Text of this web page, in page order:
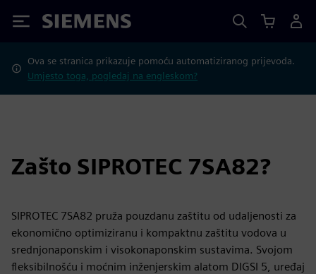
Siemens
Ova se stranica prikazuje pomoću automatiziranog prijevoda.
Umjesto toga, pogledaj na engleskom?
Zašto SIPROTEC 7SA82?
SIPROTEC 7SA82 pruža pouzdanu zaštitu od udaljenosti za
ekonomično optimiziranu i kompaktnu zaštitu vodova u
srednjonaponskim i visokonaponskim sustavima. Svojom
fleksibilnošću i moćnim inženjerskim alatom DIGSI 5, uređaj